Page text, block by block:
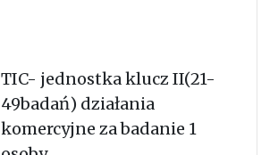
TIC- jednostka klucz II(21-
49badań) działania
komercyjne za badanie 1